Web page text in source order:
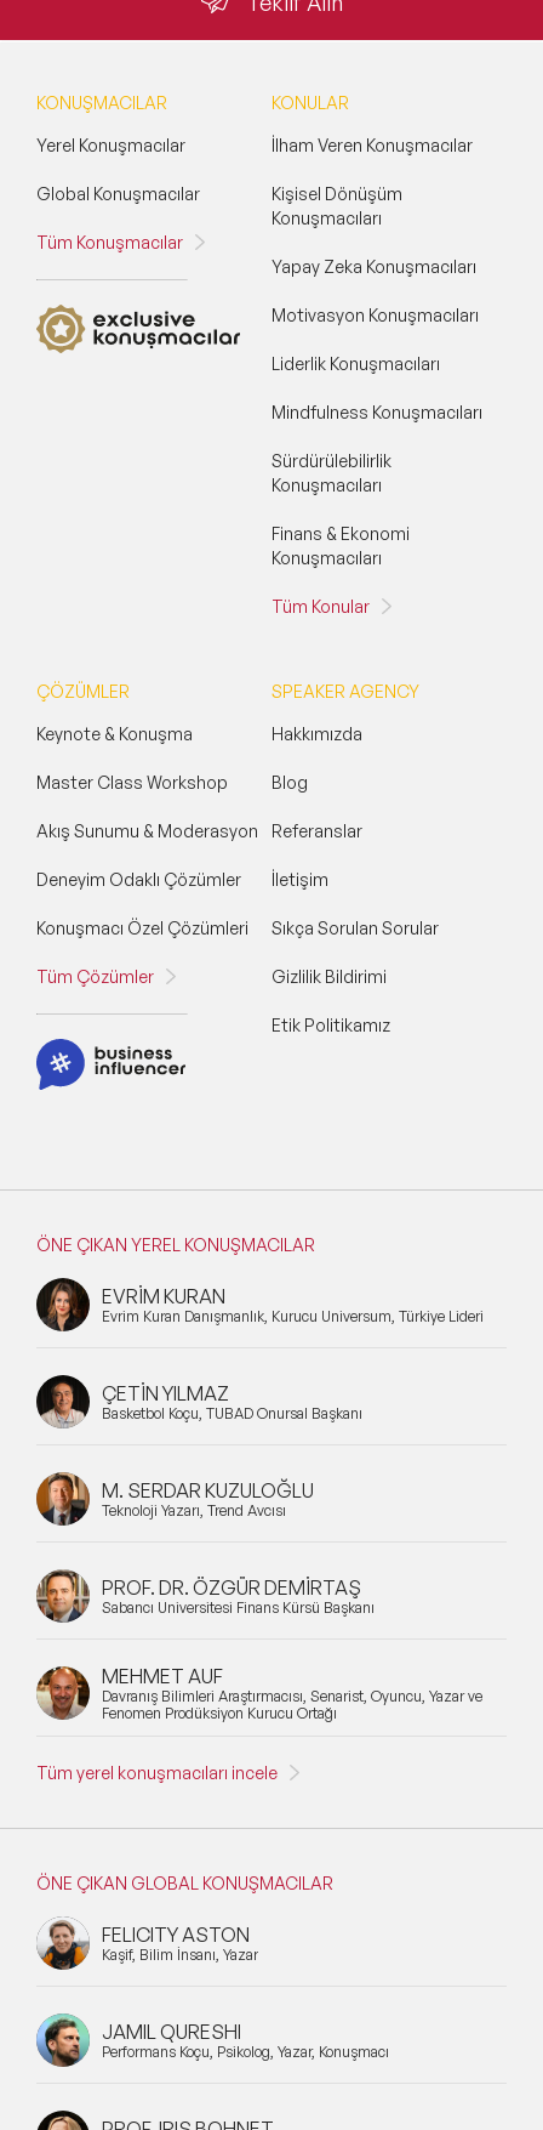
KONUŞMACILAR
Yerel Konuşmacılar
Global Konuşmacılar
Tüm Konuşmacılar
KONULAR
İlham Veren Konuşmacılar
Kişisel Dönüşüm
Konuşmacıları
Yapay Zeka Konuşmacıları
Motivasyon Konuşmacıları
Liderlik Konuşmacıları
Mindfulness Konuşmacıları
Sürdürülebilirlik
Konuşmacıları
Finans & Ekonomi
Konuşmacıları
Tüm Konular
ÇÖZÜMLER
Keynote & Konuşma
Master Class Workshop
Akış Sunumu & Moderasyon
Deneyim Odaklı Çözümler
Konuşmacı Özel Çözümleri
Tüm Çözümler
SPEAKER AGENCY
Hakkımızda
Blog
Referanslar
İletişim
Sıkça Sorulan Sorular
Gizlilik Bildirimi
Etik Politikamız
ÖNE ÇIKAN YEREL KONUŞMACILAR
EVRİM KURAN
Evrim Kuran Danışmanlık, Kurucu Universum, Türkiye Lideri
ÇETİN YILMAZ
Basketbol Koçu, TÜBAD Onursal Başkanı
M. SERDAR KUZULOĞLU
Teknoloji Yazarı, Trend Avcısı
PROF. DR. ÖZGÜR DEMİRTAŞ
Sabancı Üniversitesi Finans Kürsü Başkanı
MEHMET AUF
Davranış Bilimleri Araştırmacısı, Senarist, Oyuncu, Yazar ve
Fenomen Prodüksiyon Kurucu Ortağı
Tüm yerel konuşmacıları incele
ÖNE ÇIKAN GLOBAL KONUŞMACILAR
FELICITY ASTON
Kaşif, Bilim İnsanı, Yazar
JAMIL QURESHI
Performans Koçu, Psikolog, Yazar, Konuşmacı